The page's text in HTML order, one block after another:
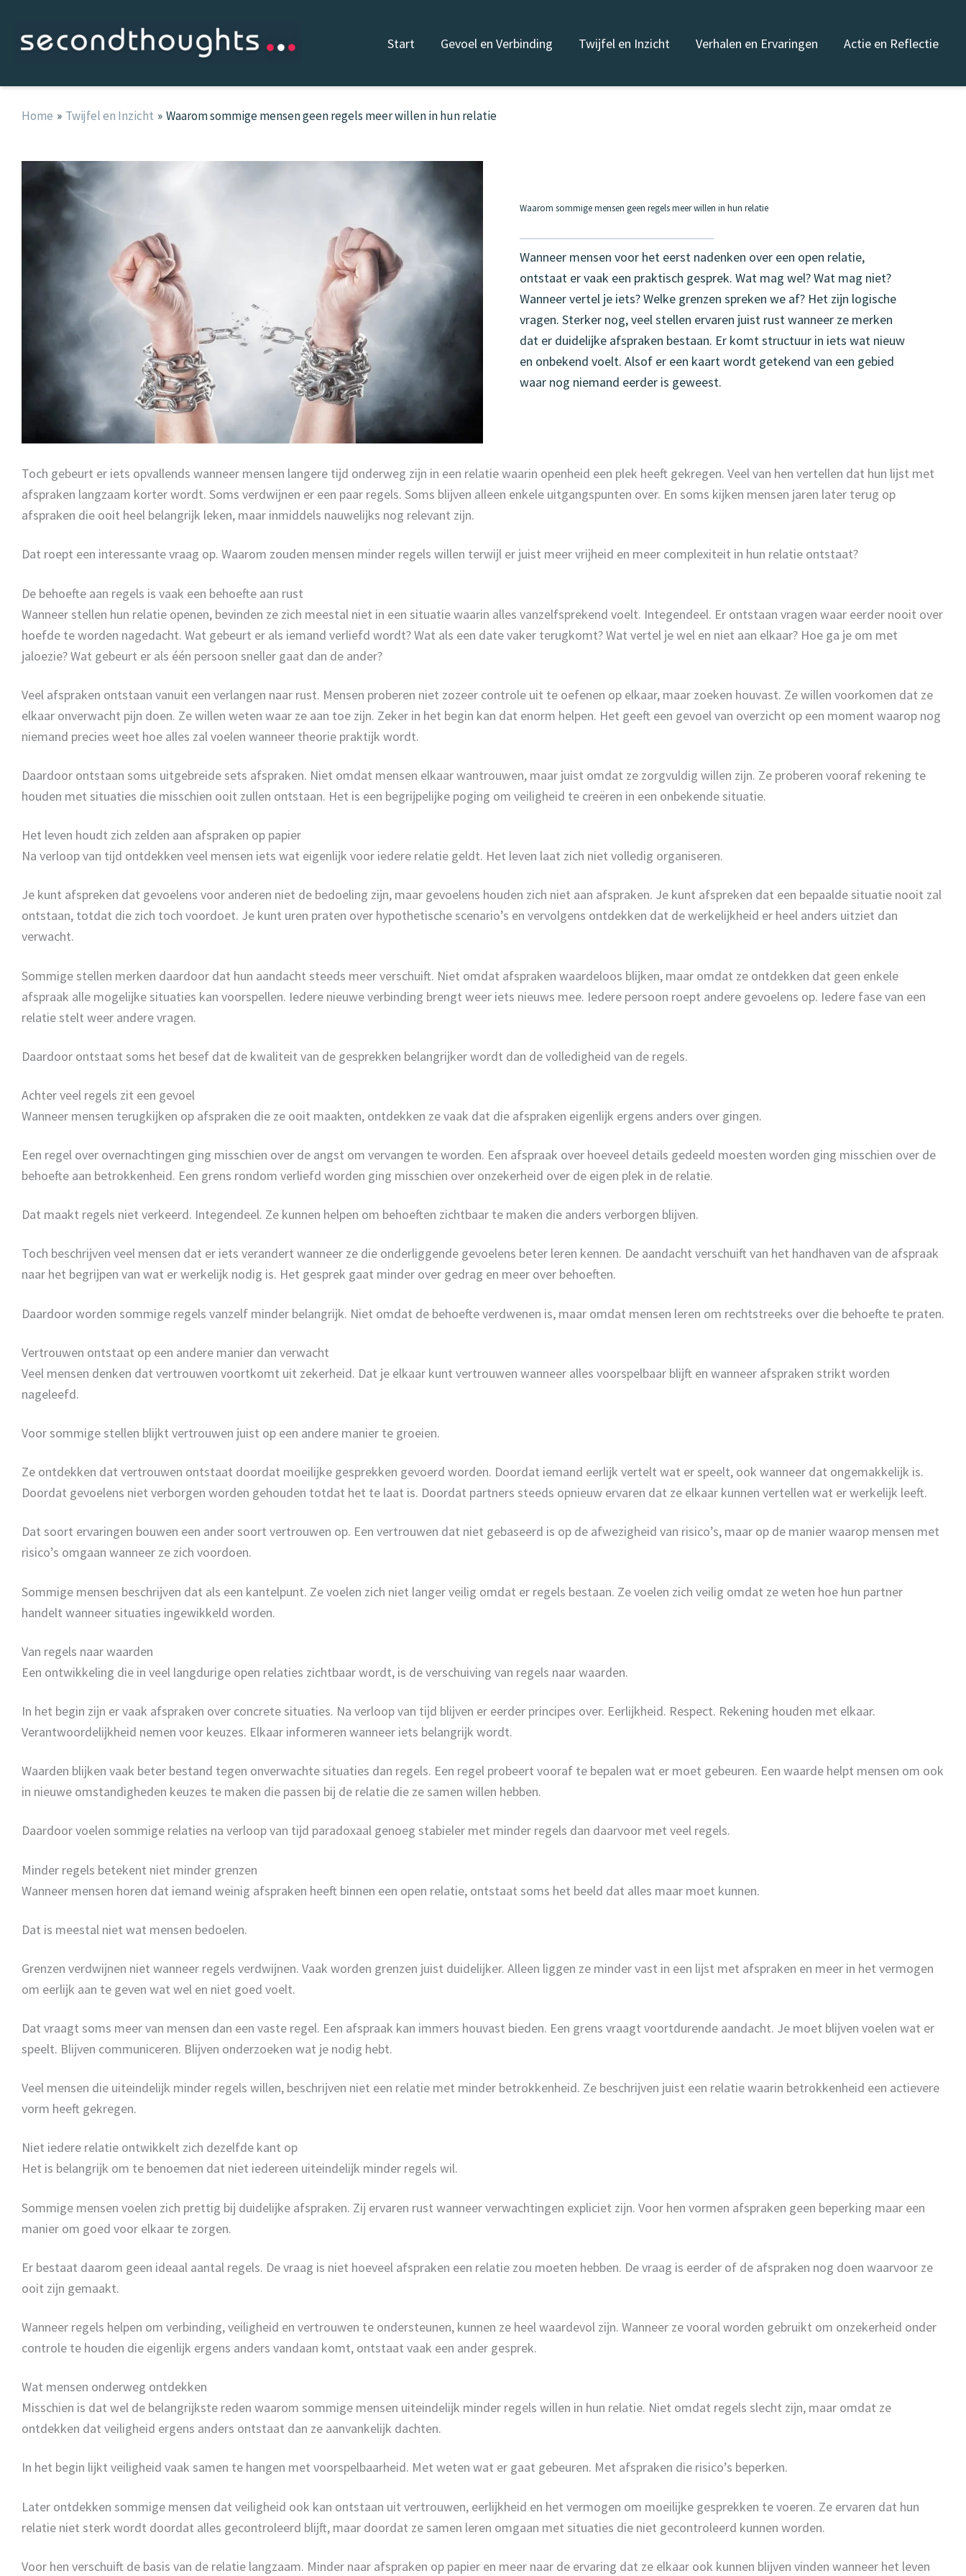
Start Gevoel en Verbinding Twijfel en Inzicht Verhalen en Ervaringen Actie en Reflectie
Home Twijfel en Inzicht Waarom sommige mensen geen regels meer willen in hun relatie
Waarom sommige mensen geen regels meer willen in hun relatie
Wanneer mensen voor het eerst nadenken over een open relatie,
ontstaat er vaak een praktisch gesprek. Wat mag wel? Wat mag niet?
Wanneer vertel je iets? Welke grenzen spreken we af? Het zijn logische
vragen. Sterker nog, veel stellen ervaren juist rust wanneer ze merken
dat er duidelijke afspraken bestaan. Er komt structuur in iets wat nieuw
en onbekend voelt. Alsof er een kaart wordt getekend van een gebied
waar nog niemand eerder is geweest.
Toch gebeurt er iets opvallends wanneer mensen langere tijd onderweg zijn in een relatie waarin openheid een plek heeft gekregen. Veel van hen vertellen dat hun lijst met
afspraken langzaam korter wordt. Soms verdwijnen er een paar regels. Soms blijven alleen enkele uitgangspunten over. En soms kijken mensen jaren later terug op
afspraken die ooit heel belangrijk leken, maar inmiddels nauwelijks nog relevant zijn.
Dat roept een interessante vraag op. Waarom zouden mensen minder regels willen terwijl er juist meer vrijheid en meer complexiteit in hun relatie ontstaat?
De behoefte aan regels is vaak een behoefte aan rust
Wanneer stellen hun relatie openen, bevinden ze zich meestal niet in een situatie waarin alles vanzelfsprekend voelt. Integendeel. Er ontstaan vragen waar eerder nooit over
hoefde te worden nagedacht. Wat gebeurt er als iemand verliefd wordt? Wat als een date vaker terugkomt? Wat vertel je wel en niet aan elkaar? Hoe ga je om met
jaloezie? Wat gebeurt er als één persoon sneller gaat dan de ander?
Veel afspraken ontstaan vanuit een verlangen naar rust. Mensen proberen niet zozeer controle uit te oefenen op elkaar, maar zoeken houvast. Ze willen voorkomen dat ze
elkaar onverwacht pijn doen. Ze willen weten waar ze aan toe zijn. Zeker in het begin kan dat enorm helpen. Het geeft een gevoel van overzicht op een moment waarop nog
niemand precies weet hoe alles zal voelen wanneer theorie praktijk wordt.
Daardoor ontstaan soms uitgebreide sets afspraken. Niet omdat mensen elkaar wantrouwen, maar juist omdat ze zorgvuldig willen zijn. Ze proberen vooraf rekening te
houden met situaties die misschien ooit zullen ontstaan. Het is een begrijpelijke poging om veiligheid te creëren in een onbekende situatie.
Het leven houdt zich zelden aan afspraken op papier
Na verloop van tijd ontdekken veel mensen iets wat eigenlijk voor iedere relatie geldt. Het leven laat zich niet volledig organiseren.
Je kunt afspreken dat gevoelens voor anderen niet de bedoeling zijn, maar gevoelens houden zich niet aan afspraken. Je kunt afspreken dat een bepaalde situatie nooit zal
ontstaan, totdat die zich toch voordoet. Je kunt uren praten over hypothetische scenario’s en vervolgens ontdekken dat de werkelijkheid er heel anders uitziet dan
verwacht.
Sommige stellen merken daardoor dat hun aandacht steeds meer verschuift. Niet omdat afspraken waardeloos blijken, maar omdat ze ontdekken dat geen enkele
afspraak alle mogelijke situaties kan voorspellen. Iedere nieuwe verbinding brengt weer iets nieuws mee. Iedere persoon roept andere gevoelens op. Iedere fase van een
relatie stelt weer andere vragen.
Daardoor ontstaat soms het besef dat de kwaliteit van de gesprekken belangrijker wordt dan de volledigheid van de regels.
Achter veel regels zit een gevoel
Wanneer mensen terugkijken op afspraken die ze ooit maakten, ontdekken ze vaak dat die afspraken eigenlijk ergens anders over gingen.
Een regel over overnachtingen ging misschien over de angst om vervangen te worden. Een afspraak over hoeveel details gedeeld moesten worden ging misschien over de
behoefte aan betrokkenheid. Een grens rondom verliefd worden ging misschien over onzekerheid over de eigen plek in de relatie.
Dat maakt regels niet verkeerd. Integendeel. Ze kunnen helpen om behoeften zichtbaar te maken die anders verborgen blijven.
Toch beschrijven veel mensen dat er iets verandert wanneer ze die onderliggende gevoelens beter leren kennen. De aandacht verschuift van het handhaven van de afspraak
naar het begrijpen van wat er werkelijk nodig is. Het gesprek gaat minder over gedrag en meer over behoeften.
Daardoor worden sommige regels vanzelf minder belangrijk. Niet omdat de behoefte verdwenen is, maar omdat mensen leren om rechtstreeks over die behoefte te praten.
Vertrouwen ontstaat op een andere manier dan verwacht
Veel mensen denken dat vertrouwen voortkomt uit zekerheid. Dat je elkaar kunt vertrouwen wanneer alles voorspelbaar blijft en wanneer afspraken strikt worden
nageleefd.
Voor sommige stellen blijkt vertrouwen juist op een andere manier te groeien.
Ze ontdekken dat vertrouwen ontstaat doordat moeilijke gesprekken gevoerd worden. Doordat iemand eerlijk vertelt wat er speelt, ook wanneer dat ongemakkelijk is.
Doordat gevoelens niet verborgen worden gehouden totdat het te laat is. Doordat partners steeds opnieuw ervaren dat ze elkaar kunnen vertellen wat er werkelijk leeft.
Dat soort ervaringen bouwen een ander soort vertrouwen op. Een vertrouwen dat niet gebaseerd is op de afwezigheid van risico’s, maar op de manier waarop mensen met
risico’s omgaan wanneer ze zich voordoen.
Sommige mensen beschrijven dat als een kantelpunt. Ze voelen zich niet langer veilig omdat er regels bestaan. Ze voelen zich veilig omdat ze weten hoe hun partner
handelt wanneer situaties ingewikkeld worden.
Van regels naar waarden
Een ontwikkeling die in veel langdurige open relaties zichtbaar wordt, is de verschuiving van regels naar waarden.
In het begin zijn er vaak afspraken over concrete situaties. Na verloop van tijd blijven er eerder principes over. Eerlijkheid. Respect. Rekening houden met elkaar.
Verantwoordelijkheid nemen voor keuzes. Elkaar informeren wanneer iets belangrijk wordt.
Waarden blijken vaak beter bestand tegen onverwachte situaties dan regels. Een regel probeert vooraf te bepalen wat er moet gebeuren. Een waarde helpt mensen om ook
in nieuwe omstandigheden keuzes te maken die passen bij de relatie die ze samen willen hebben.
Daardoor voelen sommige relaties na verloop van tijd paradoxaal genoeg stabieler met minder regels dan daarvoor met veel regels.
Minder regels betekent niet minder grenzen
Wanneer mensen horen dat iemand weinig afspraken heeft binnen een open relatie, ontstaat soms het beeld dat alles maar moet kunnen.
Dat is meestal niet wat mensen bedoelen.
Grenzen verdwijnen niet wanneer regels verdwijnen. Vaak worden grenzen juist duidelijker. Alleen liggen ze minder vast in een lijst met afspraken en meer in het vermogen
om eerlijk aan te geven wat wel en niet goed voelt.
Dat vraagt soms meer van mensen dan een vaste regel. Een afspraak kan immers houvast bieden. Een grens vraagt voortdurende aandacht. Je moet blijven voelen wat er
speelt. Blijven communiceren. Blijven onderzoeken wat je nodig hebt.
Veel mensen die uiteindelijk minder regels willen, beschrijven niet een relatie met minder betrokkenheid. Ze beschrijven juist een relatie waarin betrokkenheid een actievere
vorm heeft gekregen.
Niet iedere relatie ontwikkelt zich dezelfde kant op
Het is belangrijk om te benoemen dat niet iedereen uiteindelijk minder regels wil.
Sommige mensen voelen zich prettig bij duidelijke afspraken. Zij ervaren rust wanneer verwachtingen expliciet zijn. Voor hen vormen afspraken geen beperking maar een
manier om goed voor elkaar te zorgen.
Er bestaat daarom geen ideaal aantal regels. De vraag is niet hoeveel afspraken een relatie zou moeten hebben. De vraag is eerder of de afspraken nog doen waarvoor ze
ooit zijn gemaakt.
Wanneer regels helpen om verbinding, veiligheid en vertrouwen te ondersteunen, kunnen ze heel waardevol zijn. Wanneer ze vooral worden gebruikt om onzekerheid onder
controle te houden die eigenlijk ergens anders vandaan komt, ontstaat vaak een ander gesprek.
Wat mensen onderweg ontdekken
Misschien is dat wel de belangrijkste reden waarom sommige mensen uiteindelijk minder regels willen in hun relatie. Niet omdat regels slecht zijn, maar omdat ze
ontdekken dat veiligheid ergens anders ontstaat dan ze aanvankelijk dachten.
In het begin lijkt veiligheid vaak samen te hangen met voorspelbaarheid. Met weten wat er gaat gebeuren. Met afspraken die risico’s beperken.
Later ontdekken sommige mensen dat veiligheid ook kan ontstaan uit vertrouwen, eerlijkheid en het vermogen om moeilijke gesprekken te voeren. Ze ervaren dat hun
relatie niet sterk wordt doordat alles gecontroleerd blijft, maar doordat ze samen leren omgaan met situaties die niet gecontroleerd kunnen worden.
Voor hen verschuift de basis van de relatie langzaam. Minder naar afspraken op papier en meer naar de ervaring dat ze elkaar ook kunnen blijven vinden wanneer het leven